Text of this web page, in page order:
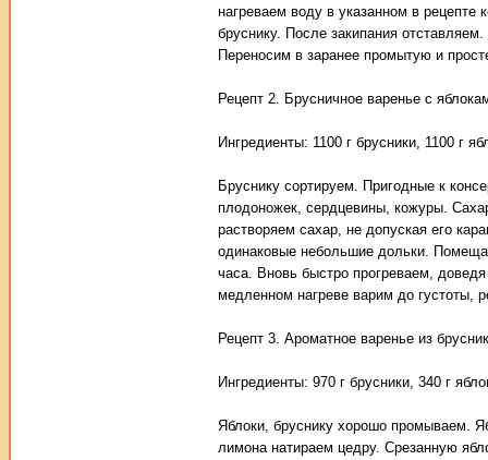
нагреваем воду в указанном в
бруснику. После закипания
Переносим в заранее промытую и
Рецепт 2. Брусничное варенье с
Ингредиенты: 1100 г брусники, 1100 г
Бруснику сортируем. Пригодные к
плодоножек, сердцевины, кожуры.
растворяем сахар, не допуская его
одинаковые небольшие дольки.
часа. Вновь быстро прогреваем,
медленном нагреве варим до густоты,
Рецепт 3. Ароматное варенье из
Ингредиенты: 970 г брусники, 340 г
Яблоки, бруснику хорошо промываем.
лимона натираем цедру. Срезанную